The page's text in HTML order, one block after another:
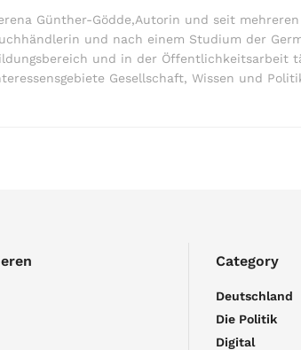
Günther-Gödde,Autorin und seit
und nach einem Studium der
und in der Öffentlichkeitsarbeit
Gesellschaft, Wissen und
Category
Deutschland
Die Politik
Digital